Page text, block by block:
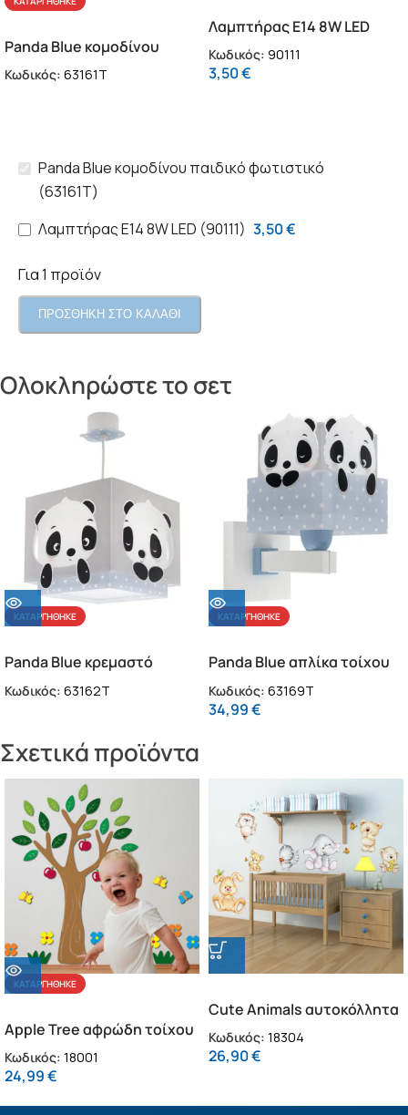
Panda Blue κομοδίνου
παιδικό φωτιστικό
(63161T)
Κωδικός: 63161T
Λαμπτήρας Ε14 8W LED
(90111)
Κωδικός: 90111
3,50€
Panda Blue κομοδίνου παιδικό φωτιστικό
(63161T)
Λαμπτήρας Ε14 8W LED (90111) 3,50€
Για 1 προϊόν
ΠΡΟΣΘΗΚΗ ΣΤΟ ΚΑΛΑΘΙ
Ολοκληρώστε το σετ
ΚΑΤΑΡΓΉΘΗΚΕ
Panda Blue κρεμαστό
φωτιστικό οροφής
(63162T)
Κωδικός: 63162T
ΚΑΤΑΡΓΉΘΗΚΕ
Panda Blue απλίκα τοίχου
διπλού τοιχώματος
(63169T)
Κωδικός: 63169T
34,99€
Σχετικά προϊόντα
ΚΑΤΑΡΓΉΘΗΚΕ
Apple Tree αφρώδη τοίχου
L (18001)
Κωδικός: 18001
24,99€
Cute Animals αυτοκόλλητα
τοίχου XL (18304)
Κωδικός: 18304
26,90€